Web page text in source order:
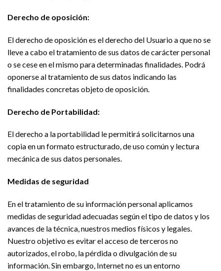
Derecho de oposición:
El derecho de oposición es el derecho del Usuario a que no se
lleve a cabo el tratamiento de sus datos de carácter personal
o se cese en el mismo para determinadas finalidades. Podrá
oponerse al tratamiento de sus datos indicando las
finalidades concretas objeto de oposición.
Derecho de Portabilidad:
El derecho a la portabilidad le permitirá solicitarnos una
copia en un formato estructurado, de uso común y lectura
mecánica de sus datos personales.
Medidas de seguridad
En el tratamiento de su información personal aplicamos
medidas de seguridad adecuadas según el tipo de datos y los
avances de la técnica, nuestros medios físicos y legales.
Nuestro objetivo es evitar el acceso de terceros no
autorizados, el robo, la pérdida o divulgación de su
información. Sin embargo, Internet no es un entorno